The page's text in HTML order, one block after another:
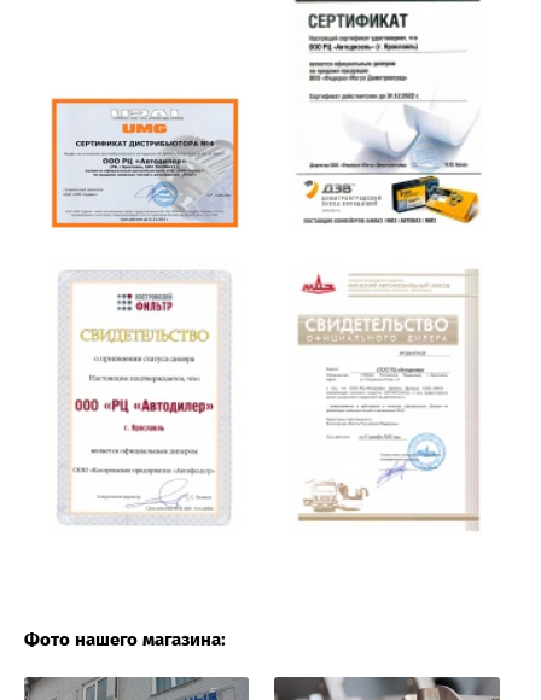
Фото нашего магазина: